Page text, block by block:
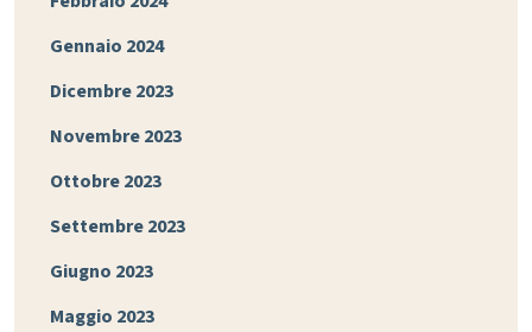
Gennaio 2024
Dicembre 2023
Novembre 2023
Ottobre 2023
Settembre 2023
Giugno 2023
Maggio 2023